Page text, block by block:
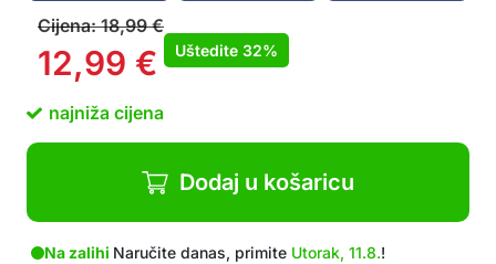
Cijena:18,99€
12,99 € Uštedite 32%
najniža cijena
Dodaj u košaricu
Na zalihi Naručite danas, primite Utorak, 11.8.!